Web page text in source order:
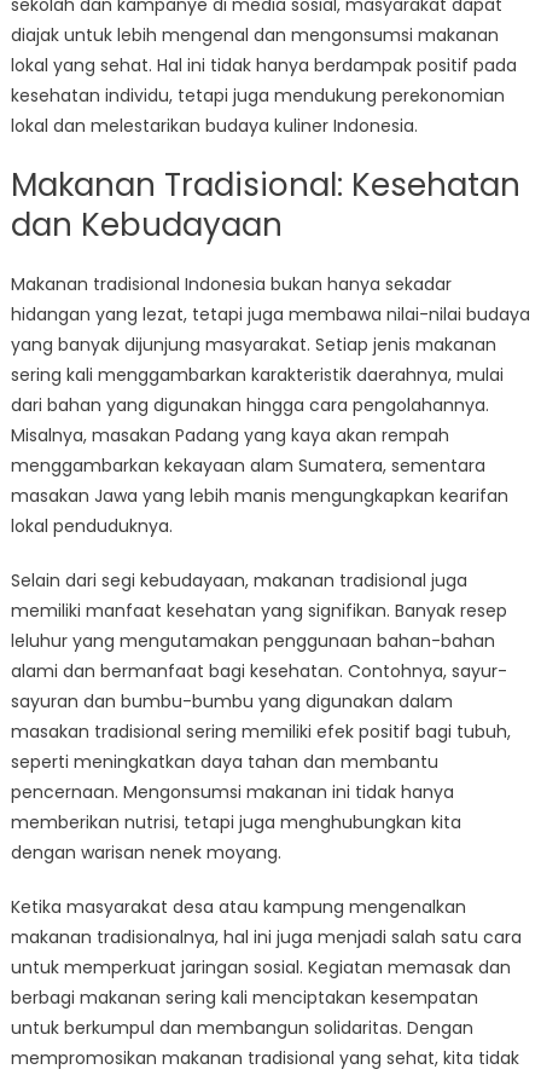
sekolah dan kampanye di media sosial, masyarakat dapat
diajak untuk lebih mengenal dan mengonsumsi makanan
lokal yang sehat. Hal ini tidak hanya berdampak positif pada
kesehatan individu, tetapi juga mendukung perekonomian
lokal dan melestarikan budaya kuliner Indonesia.
Makanan Tradisional: Kesehatan
dan Kebudayaan
Makanan tradisional Indonesia bukan hanya sekadar
hidangan yang lezat, tetapi juga membawa nilai-nilai budaya
yang banyak dijunjung masyarakat. Setiap jenis makanan
sering kali menggambarkan karakteristik daerahnya, mulai
dari bahan yang digunakan hingga cara pengolahannya.
Misalnya, masakan Padang yang kaya akan rempah
menggambarkan kekayaan alam Sumatera, sementara
masakan Jawa yang lebih manis mengungkapkan kearifan
lokal penduduknya.
Selain dari segi kebudayaan, makanan tradisional juga
memiliki manfaat kesehatan yang signifikan. Banyak resep
leluhur yang mengutamakan penggunaan bahan-bahan
alami dan bermanfaat bagi kesehatan. Contohnya, sayur-
sayuran dan bumbu-bumbu yang digunakan dalam
masakan tradisional sering memiliki efek positif bagi tubuh,
seperti meningkatkan daya tahan dan membantu
pencernaan. Mengonsumsi makanan ini tidak hanya
memberikan nutrisi, tetapi juga menghubungkan kita
dengan warisan nenek moyang.
Ketika masyarakat desa atau kampung mengenalkan
makanan tradisionalnya, hal ini juga menjadi salah satu cara
untuk memperkuat jaringan sosial. Kegiatan memasak dan
berbagi makanan sering kali menciptakan kesempatan
untuk berkumpul dan membangun solidaritas. Dengan
mempromosikan makanan tradisional yang sehat, kita tidak